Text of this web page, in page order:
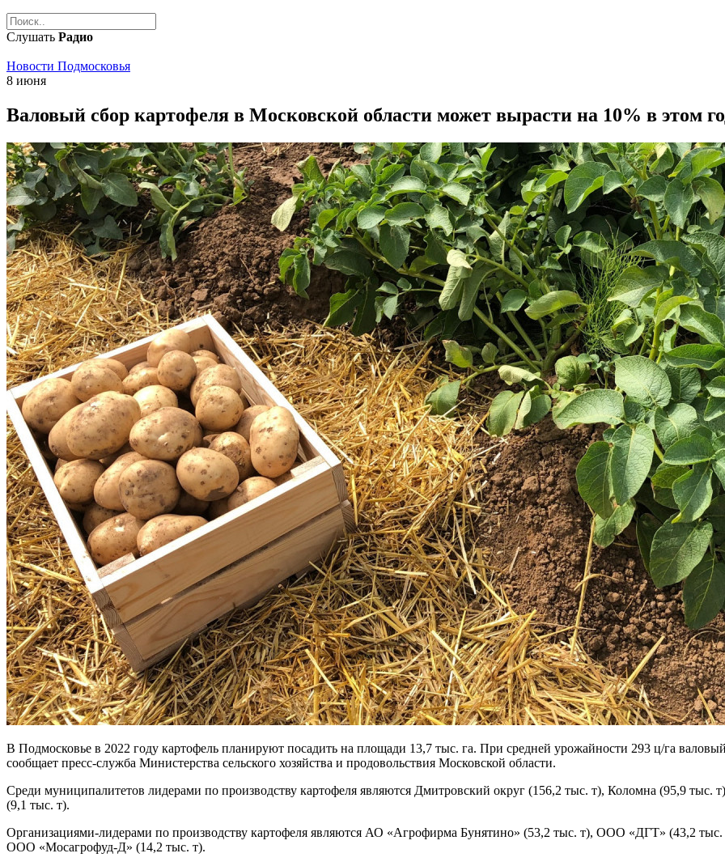
Слушать Радио
Новости Подмосковья
8 июня
Валовый сбор картофеля в Московской области может вырасти на 10% в этом
В Подмосковье в 2022 году картофель планируют посадить на площади 13,7 тыс. га. При средней урожайности 293 ц/га
сообщает пресс-служба Министерства сельского хозяйства и продовольствия Московской области.
Среди муниципалитетов лидерами по производству картофеля являются Дмитровский округ (156,2 тыс. т), Коломна (95,9
(9,1 тыс. т).
Организациями-лидерами по производству картофеля являются АО «Агрофирма Бунятино» (53,2 тыс. т), ООО «ДГТ» (43,2
ООО «Мосагрофуд-Д» (14,2 тыс. т).